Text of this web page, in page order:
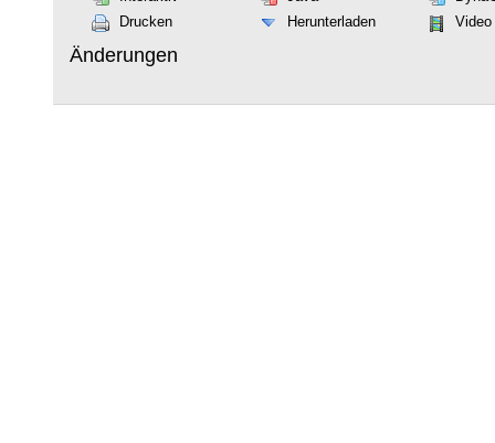
Drucken
Herunterladen Video
Änderungen